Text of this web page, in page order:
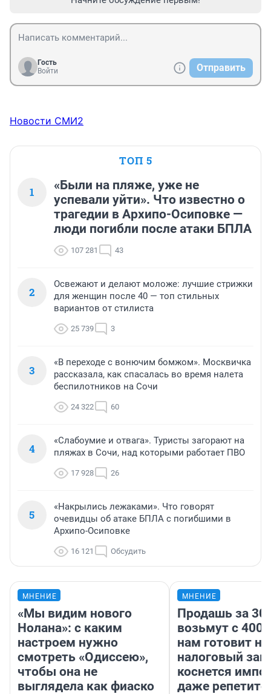
Гость
Войти
Отправить
Новости СМИ2
ТОП 5
1
«Были на пляже, уже не
успевали уйти». Что известно о
трагедии в Архипо-Осиповке —
люди погибли после атаки БПЛА
107 281 43
2
Освежают и делают моложе: лучшие стрижки
для женщин после 40 — топ стильных
вариантов от стилиста
25 739 3
3
«В переходе с вонючим бомжом». Москвичка
рассказала, как спасалась во время налета
беспилотников на Сочи
24 322 60
4
«Слабоумие и отвага». Туристы загорают на
пляжах в Сочи, над которыми работает ПВО
17 928 26
5
«Накрылись лежаками». Что говорят
очевидцы об атаке БПЛА с погибшими в
Архипо-Осиповке
16 121 Обсудить
МНЕНИЕ
«Мы видим нового
Нолана»: с каким
настроем нужно
смотреть «Одиссею»,
чтобы она не
выглядела как фиаско
МНЕНИЕ
Продашь за
возьмут с
нам готовит
налоговый
коснется
даже